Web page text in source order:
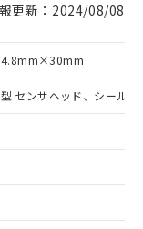
更新：2024/08/08
センサヘッド、シールド